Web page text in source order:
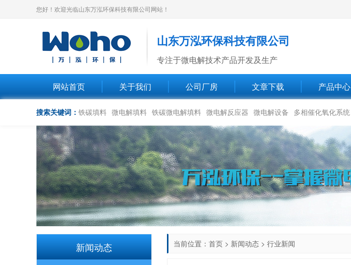
您好！欢迎光临山东万泓环保科技有限公司网站！
山东万泓环保科技有限公司
专注于微电解技术产品开发及生产
网站首页 关于我们 公司厂房 文章下载 产品中心
搜索关键词： 铁碳填料 微电解填料 铁碳微电解填料 微电解反应器 微电解设备 多相催化氧化系统
当前位置： 首页 > 新闻动态 > 行业新闻
新闻动态